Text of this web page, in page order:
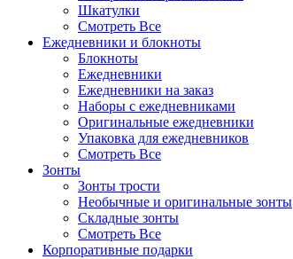
Шкатулки
Смотреть Все
Ежедневники и блокноты
Блокноты
Ежедневники
Ежедневники на заказ
Наборы с ежедневниками
Оригинальные ежедневники
Упаковка для ежедневников
Смотреть Все
Зонты
Зонты трости
Необычные и оригинальные зонты
Складные зонты
Смотреть Все
Корпоративные подарки